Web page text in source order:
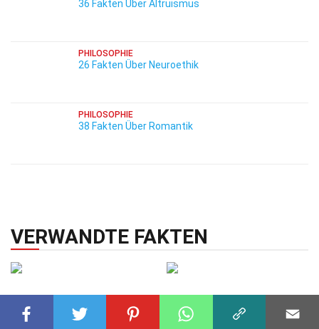
36 Fakten Über Altruismus
PHILOSOPHIE
26 Fakten Über Neuroethik
PHILOSOPHIE
38 Fakten Über Romantik
VERWANDTE FAKTEN